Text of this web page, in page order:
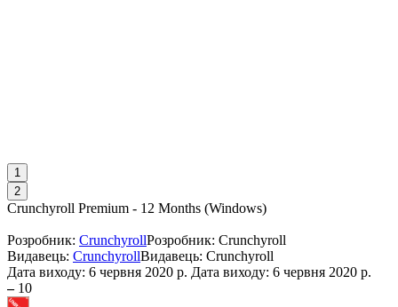
1
2
Crunchyroll Premium - 12 Months (Windows)
Розробник: CrunchyrollРозробник: Crunchyroll
Видавець: CrunchyrollВидавець: Crunchyroll
Дата виходу: 6 червня 2020 р. Дата виходу: 6 червня 2020 р.
– 10